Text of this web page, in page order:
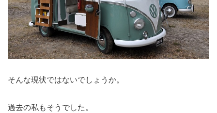
そんな現状ではないでしょうか。
過去の私もそうでした。